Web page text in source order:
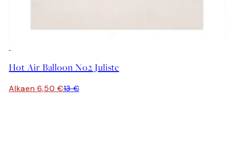
Hot Air Balloon No2 Juliste
Alkaen 6,50 €13 €